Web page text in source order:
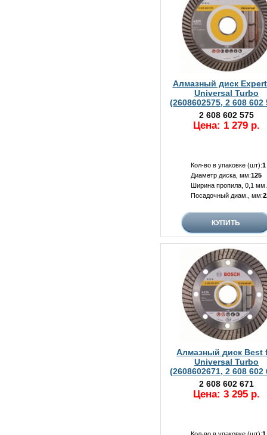
Алмазный диск
Universal Turbo
(2608602575, 2 608 602
2 608 602 575
Цена: 1 279 р.
Кол-во в упаковке (шт):1
Диаметр диска, мм:125
Ширина пропила, 0,1
Посадочный диам., мм:
Алмазный диск Best
Universal Turbo
(2608602671, 2 608 602
2 608 602 671
Цена: 3 295 р.